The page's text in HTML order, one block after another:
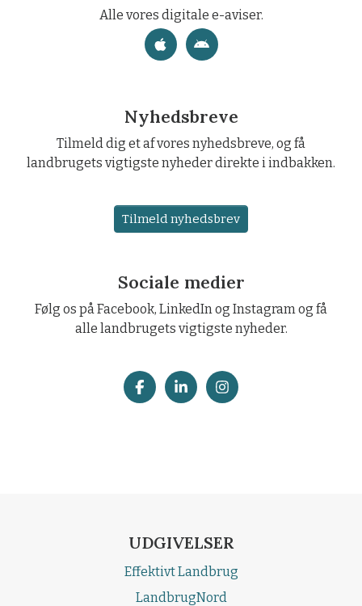
Alle vores digitale e-aviser.
Nyhedsbreve
Tilmeld dig et af vores nyhedsbreve, og få
landbrugets vigtigste nyheder direkte i indbakken.
Tilmeld nyhedsbrev
Sociale medier
Følg os på Facebook, LinkedIn og Instagram og få
alle landbrugets vigtigste nyheder.
UDGIVELSER
Effektivt Landbrug
LandbrugNord